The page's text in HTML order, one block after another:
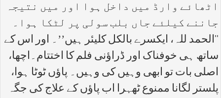
اٹھائے وارڈ میں داخل ہوا اور میں نتیجہ
جاننے کیلئے جاں بلب سولی پر لٹکا ہوا۔
‘‘الحمد للہ، ایکسرے بالکل کلیئر ہیں’’۔ اور اس کے
ساتھ ہی خوفناک اور ڈراؤنی فلم کا اختتام۔اچھا،
اصلی بات تو ابھی وہیں کی وہیں۔ پاؤں ٹوٹا ہوا،
پلستر لگانا ممنوع ٹھہرا اب پاؤں کے علاج کی جگہ